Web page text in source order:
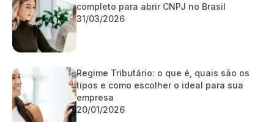
completo para abrir CNPJ no Brasil
31/03/2026
Regime Tributário: o que é, quais são os
tipos e como escolher o ideal para sua
empresa
20/01/2026